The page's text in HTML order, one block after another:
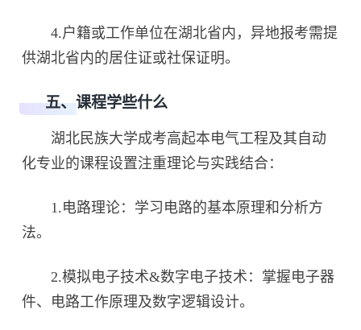
4.户籍或工作单位在湖北省内，异地报考需提
供湖北省内的居住证或社保证明。
五、课程学些什么
湖北民族大学成考高起本电气工程及其自动
化专业的课程设置注重理论与实践结合：
1.电路理论：学习电路的基本原理和分析方
法。
2.模拟电子技术&数字电子技术：掌握电子器
件、电路工作原理及数字逻辑设计。